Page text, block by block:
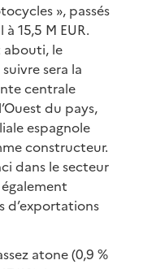
», passés
15,5 M EUR.
abouti, le
sera la
centrale
du pays,
espagnole
constructeur.
dans le secteur
d’exportations
atone (0,9 %